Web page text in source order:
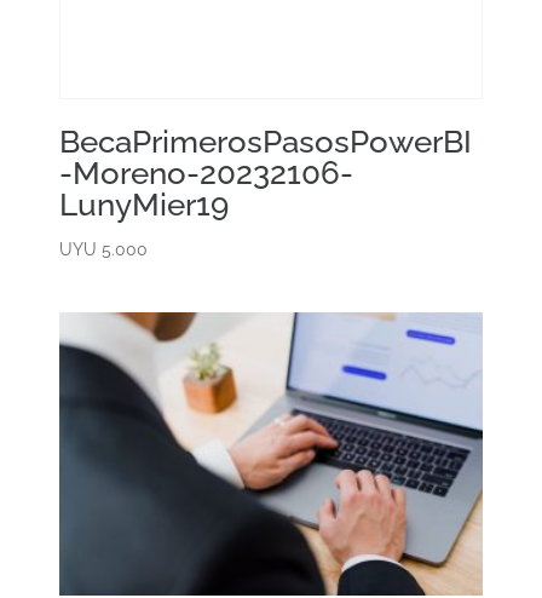
BecaPrimerosPasosPowerBI
-Moreno-20232106-
LunyMier19
UYU 5.000